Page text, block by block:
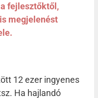
fejlesztőktől,
megjelenést
12 ezer ingyenes
Ha hajlandó